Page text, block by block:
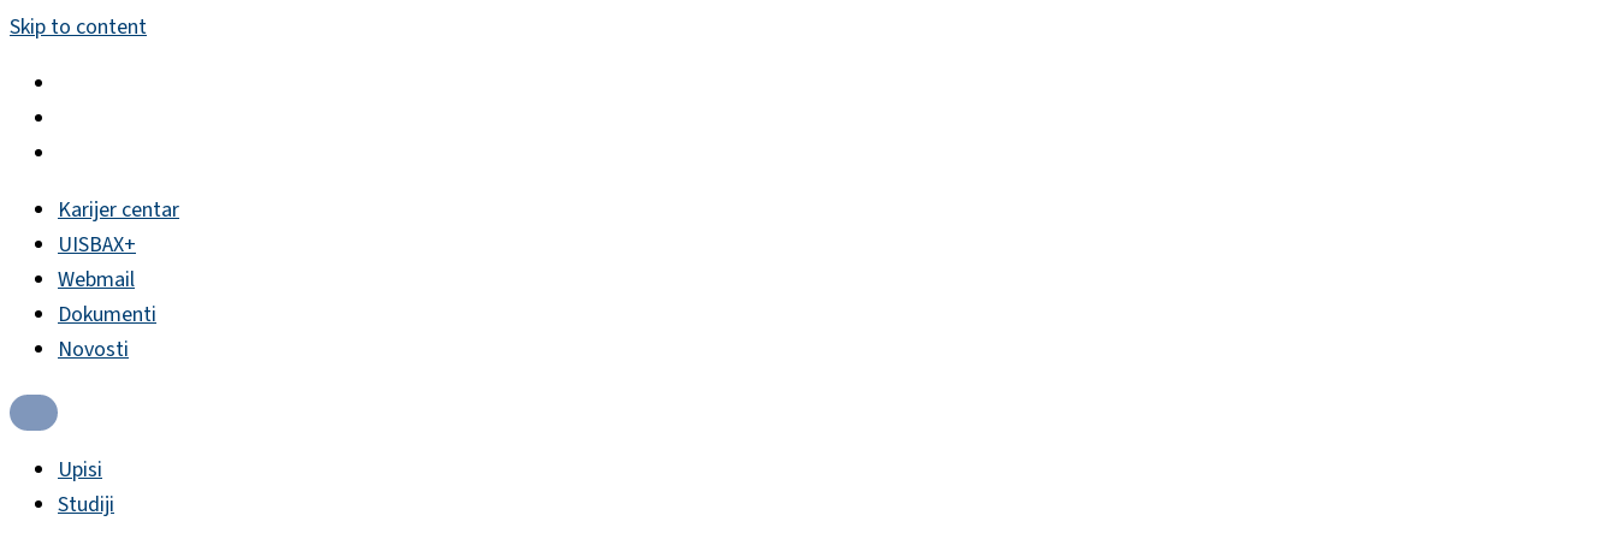
Skip to content
Karijer centar
UISBAX+
Webmail
Dokumenti
Novosti
Upisi
Studiji